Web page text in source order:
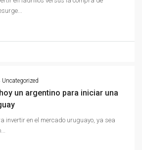
Uncategorized
un argentino para iniciar una
invertir en el mercado uruguayo, ya sea